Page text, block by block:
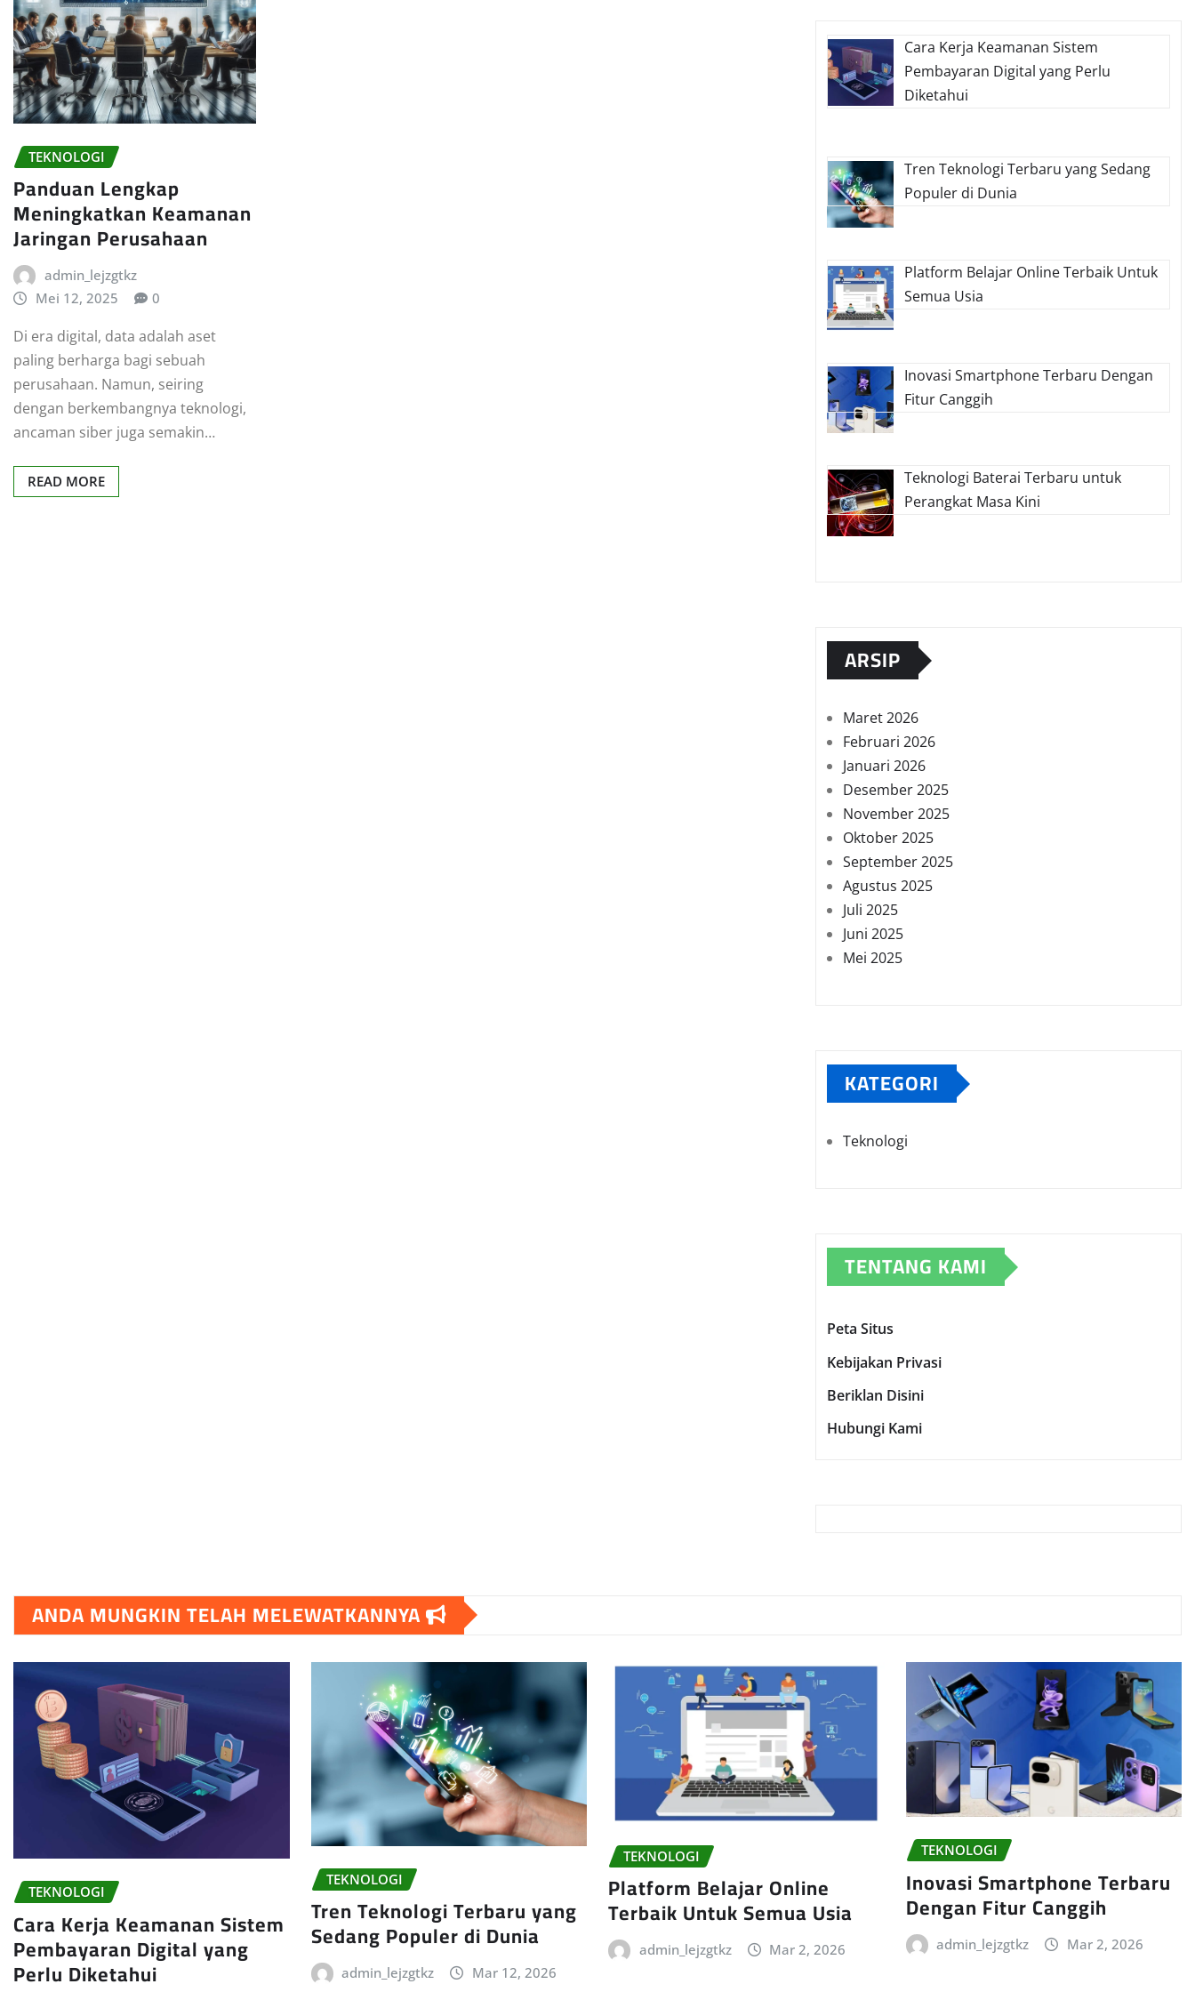
TEKNOLOGI
Panduan Lengkap
Meningkatkan Keamanan
Jaringan Perusahaan
admin_lejzgtkz
Mei 12, 2025
0
Di era digital, data adalah aset
paling berharga bagi sebuah
perusahaan. Namun, seiring
dengan berkembangnya teknologi,
ancaman siber juga semakin…
READ MORE
Cara Kerja Keamanan Sistem
Pembayaran Digital yang Perlu
Diketahui
Tren Teknologi Terbaru yang Sedang
Populer di Dunia
Platform Belajar Online Terbaik Untuk
Semua Usia
Inovasi Smartphone Terbaru Dengan
Fitur Canggih
Teknologi Baterai Terbaru untuk
Perangkat Masa Kini
ARSIP
Maret 2026
Februari 2026
Januari 2026
Desember 2025
November 2025
Oktober 2025
September 2025
Agustus 2025
Juli 2025
Juni 2025
Mei 2025
KATEGORI
Teknologi
TENTANG KAMI
Peta Situs
Kebijakan Privasi
Beriklan Disini
Hubungi Kami
ANDA MUNGKIN TELAH MELEWATKANNYA
TEKNOLOGI
Cara Kerja Keamanan Sistem
Pembayaran Digital yang
Perlu Diketahui
TEKNOLOGI
Tren Teknologi Terbaru yang
Sedang Populer di Dunia
admin_lejzgtkz Mar 12, 2026
TEKNOLOGI
Platform Belajar Online
Terbaik Untuk Semua Usia
admin_lejzgtkz Mar 2, 2026
TEKNOLOGI
Inovasi Smartphone Terbaru
Dengan Fitur Canggih
admin_lejzgtkz Mar 2, 2026